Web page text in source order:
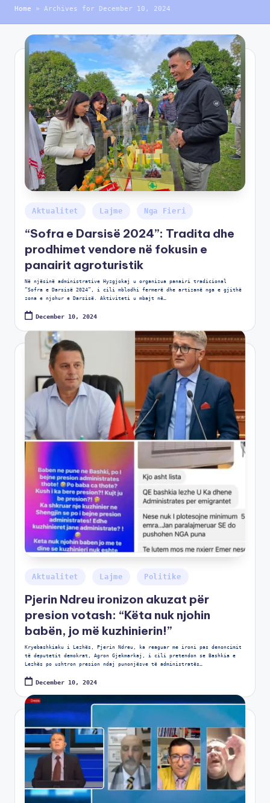
Home » Archives for December 10, 2024
Aktualitet Lajme Nga Fieri
“Sofra e Darsisë 2024”: Tradita dhe
prodhimet vendore në fokusin e
panairit agroturistik
Në njësinë administrative Hyzgjokaj u organizua panairi tradicional
“Sofra e Darsisë 2024”, i cili mblodhi fermerë dhe artizanë nga e gjithë
zona e njohur e Darsisë. Aktiviteti u mbajt në…
December 10, 2024
Aktualitet Lajme Politike
Pjerin Ndreu ironizon akuzat për
presion votash: “Këta nuk njohin
babën, jo më kuzhinierin!”
Kryebashkiaku i Lezhës, Pjerin Ndreu, ka reaguar me ironi pas denoncimit
të deputetit demokrat, Agron Gjekmarkaj, i cili pretendon se Bashkia e
Lezhës po ushtron presion ndaj punonjësve të administratës…
December 10, 2024